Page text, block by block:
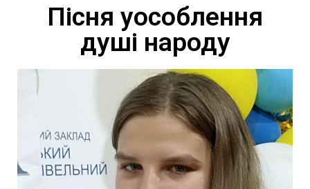
Пісня уособлення
душі народу